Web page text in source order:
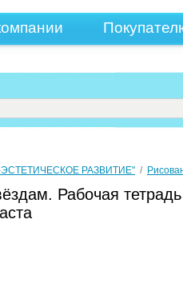
ЭСТЕТИЧЕСКОЕ РАЗВИТИЕ" /
Рабочая